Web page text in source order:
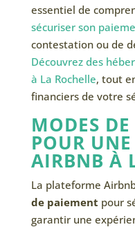
essentiel de
sécuriser son
contestation ou de
Découvrez des
à La Rochelle, tout
financiers de votre
MODES
POUR
AIRBNB À
La plateforme
de paiement pour
garantir une